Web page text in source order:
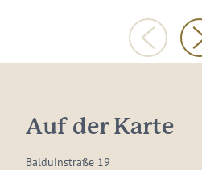
Auf der Karte
Balduinstraße 19